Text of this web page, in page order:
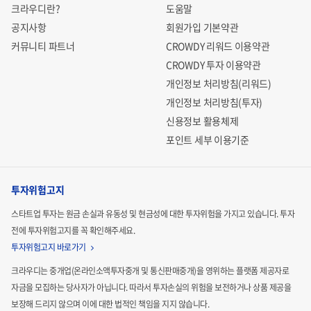
크라우디란?
공지사항
커뮤니티 파트너
도움말
회원가입 기본약관
CROWDY 리워드 이용약관
CROWDY 투자 이용약관
개인정보 처리방침(리워드)
개인정보 처리방침(투자)
신용정보 활용체제
포인트 세부 이용기준
투자위험고지
스타트업 투자는 원금 손실과 유동성 및 현금성에 대한 투자위험을 가지고 있습니다.투자
전에 투자위험고지를 꼭 확인해주세요.
투자위험고지 바로가기
크라우디는 중개업(온라인소액투자중개 및 통신판매중개)을 영위하는 플랫폼 제공자로
자금을 모집하는당사자가 아닙니다. 따라서 투자손실의 위험을 보전하거나 상품 제공을
보장해 드리지 않으며 이에 대한 법적인 책임을 지지 않습니다.